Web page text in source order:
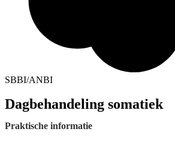
SBBI/ANBI
Dagbehandeling somatiek
Praktische informatie